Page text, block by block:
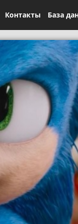
Контакты База